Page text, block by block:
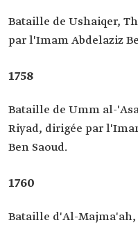
Bataille de Ushaiqer,
par l'Imam Abdelaziz
1758
Bataille de Umm al-
Riyad, dirigée par
Ben Saoud.
1760
Bataille d'Al-